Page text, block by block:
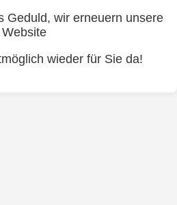
Geduld, wir erneuern unsere
Website
wieder für Sie da!